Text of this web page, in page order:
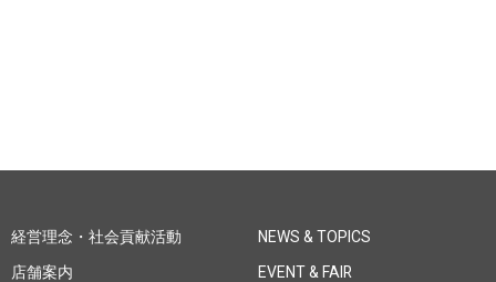
経営理念・社会貢献活動
店舗案内
NEWS & TOPICS
EVENT & FAIR